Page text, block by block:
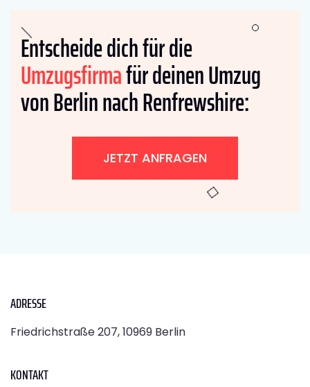
Entscheide dich für die
Umzugsfirmafür deinen Umzug
von Berlin nach Renfrewshire:
JETZT ANFRAGEN
ADRESSE
Friedrichstraße 207, 10969 Berlin
KONTAKT